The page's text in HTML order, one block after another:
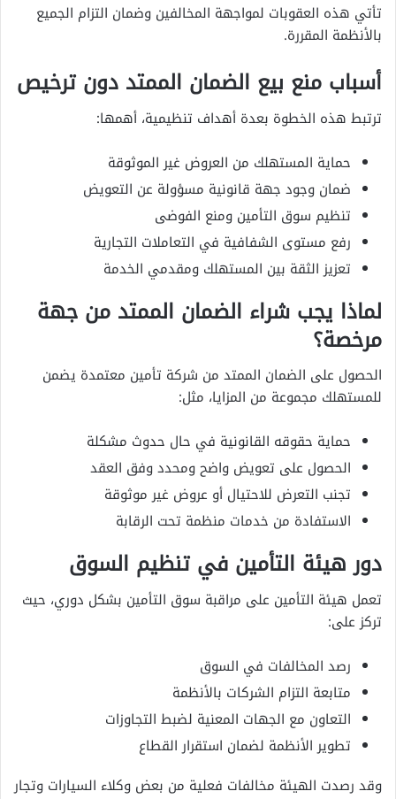
تأتي هذه العقوبات لمواجهة المخالفين وضمان التزام الجميع
بالأنظمة المقررة.
أسباب منع بيع الضمان الممتد دون ترخيص
ترتبط هذه الخطوة بعدة أهداف تنظيمية، أهمها:
حماية المستهلك من العروض غير الموثوقة
ضمان وجود جهة قانونية مسؤولة عن التعويض
تنظيم سوق التأمين ومنع الفوضى
رفع مستوى الشفافية في التعاملات التجارية
تعزيز الثقة بين المستهلك ومقدمي الخدمة
لماذا يجب شراء الضمان الممتد من جهة
مرخصة؟
الحصول على الضمان الممتد من شركة تأمين معتمدة يضمن
للمستهلك مجموعة من المزايا، مثل:
حماية حقوقه القانونية في حال حدوث مشكلة
الحصول على تعويض واضح ومحدد وفق العقد
تجنب التعرض للاحتيال أو عروض غير موثوقة
الاستفادة من خدمات منظمة تحت الرقابة
دور هيئة التأمين في تنظيم السوق
تعمل هيئة التأمين على مراقبة سوق التأمين بشكل دوري، حيث
تركز على:
رصد المخالفات في السوق
متابعة التزام الشركات بالأنظمة
التعاون مع الجهات المعنية لضبط التجاوزات
تطوير الأنظمة لضمان استقرار القطاع
وقد رصدت الهيئة مخالفات فعلية من بعض وكلاء السيارات وتجار